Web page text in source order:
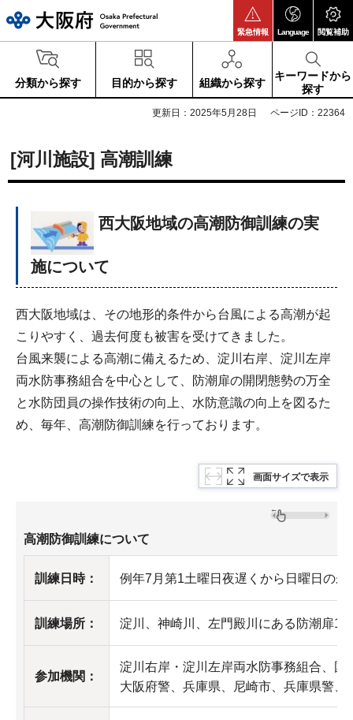
緊急情報 Language 閲覧補助
分類から探す 目的から探す 組織から探す
キーワードから
探す
更新日：2025年5月28日 ページID：22364
[河川施設] 高潮訓練
西大阪地域の高潮防御訓練の実
施について
西大阪地域は、その地形的条件から台風による高潮が起
こりやすく、過去何度も被害を受けてきました。
台風来襲による高潮に備えるため、淀川右岸、淀川左岸
両水防事務組合を中心として、防潮扉の開閉態勢の万全
と水防団員の操作技術の向上、水防意識の向上を図るた
め、毎年、高潮防御訓練を行っております。
画面サイズで表示
高潮防御訓練について
訓練日時： 例年7月第1土曜日夜遅くから日曜日の未
訓練場所： 淀川、神崎川、左門殿川にある防潮扉17
参加機関：
淀川右岸・淀川左岸両水防事務組合、国
大阪府警、兵庫県、尼崎市、兵庫県警、